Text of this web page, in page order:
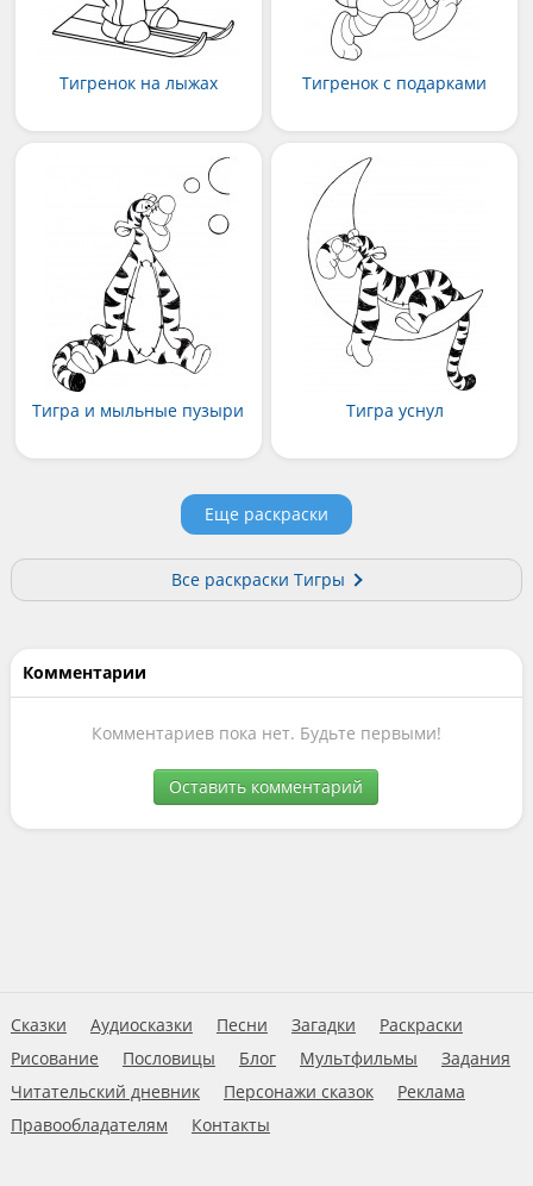
Тигренок на лыжах Тигренок с подарками
Тигра и мыльные пузыри Тигра уснул
Еще раскраски
Все раскраски Тигры
Комментарии
Комментариев пока нет. Будьте первыми!
Оставить комментарий
Сказки Аудиосказки Песни Загадки
Раскраски
Рисование
Пословицы Блог Мультфильмы
Задания
Читательский дневник
Персонажи сказок
Реклама
Правообладателям
Контакты